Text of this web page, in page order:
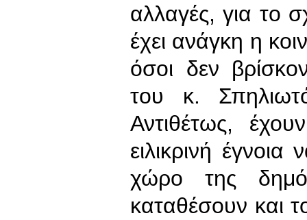
αλλαγές, για το
έχει ανάγκη η
όσοι δεν
του κ.
Αντιθέτως,
ειλικρινή
χώρο της
καταθέσουν και